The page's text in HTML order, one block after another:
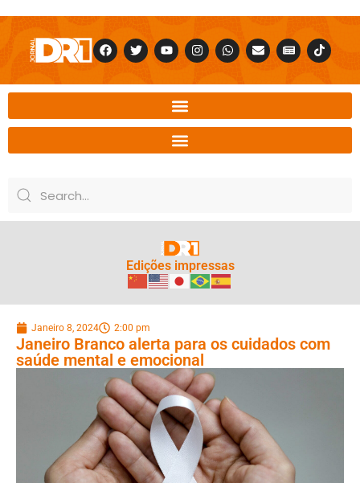
Edições impressas
Janeiro 8, 2024 2:00 pm
Janeiro Branco alerta para os cuidados com
saúde mental e emocional